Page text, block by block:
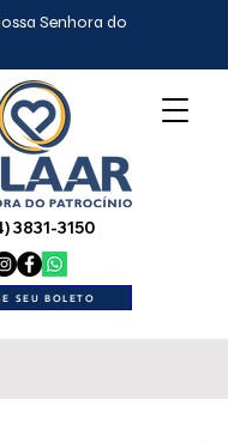
Senhora do
3831-3150
SEU BOLETO